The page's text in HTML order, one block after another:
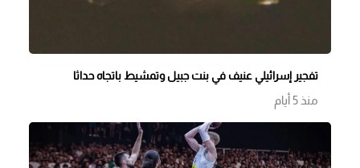
تفجير إسرائيلي عنيف في بنت جبيل وتمشيط باتجاه حداثا
منذ 5 أيام